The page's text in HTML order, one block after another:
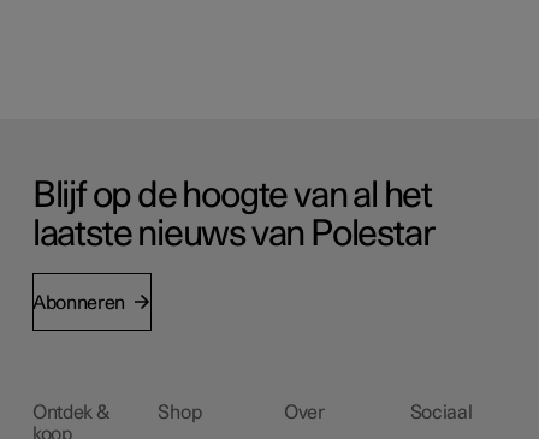
Blijf op de hoogte van al het
laatste nieuws van Polestar
Abonneren
Ontdek &
koop
Shop Over Sociaal